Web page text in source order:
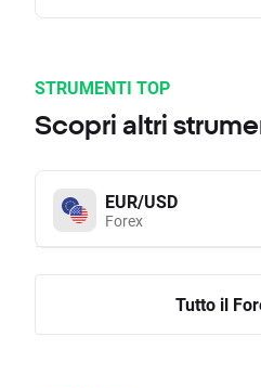
STRUMENTI TOP
Scopri altri
EUR/USD
Forex
Tutto il